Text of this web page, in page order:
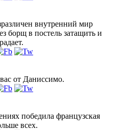
внутренний мир
борщ в постель затащить и
от Даниссимо.
победила французская
всех.